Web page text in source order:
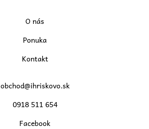
O nás
Ponuka
Kontakt
obchod@ihriskovo.sk
0918 511 654
Facebook